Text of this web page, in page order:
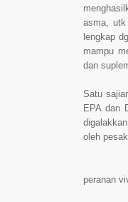
asma,
lengkap
mampu
dan
Satu
EPA dan
oleh
peranan